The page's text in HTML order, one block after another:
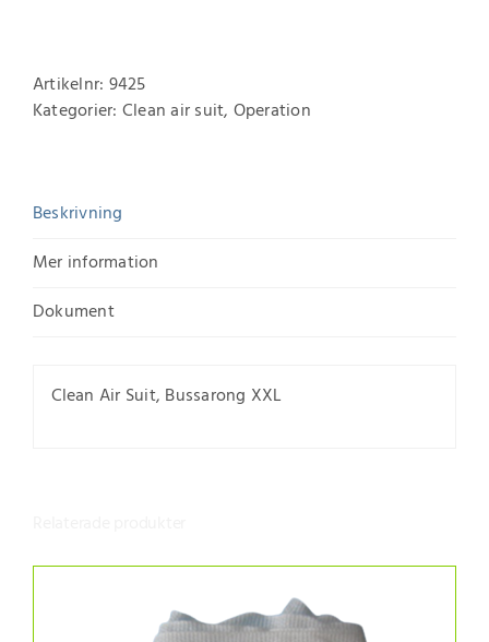
Artikelnr: 9425
Kategorier: Clean air suit, Operation
Beskrivning
Mer information
Dokument
Clean Air Suit, Bussarong XXL